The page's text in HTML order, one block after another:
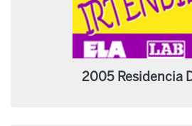
2005 Residencia